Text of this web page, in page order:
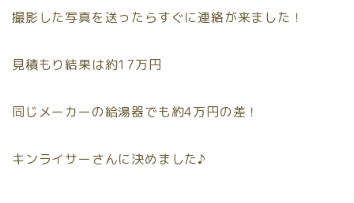
撮影した写真を送ったらすぐに連絡が来ました！
見積もり結果は約17万円
同じメーカーの給湯器でも約4万円の差！
キンライサーさんに決めました♪